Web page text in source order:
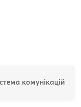
комунікацій